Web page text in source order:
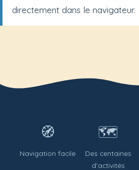
directement dans le navigateur.
🧭
Navigation facile
🗺️
Des centaines
d'activités